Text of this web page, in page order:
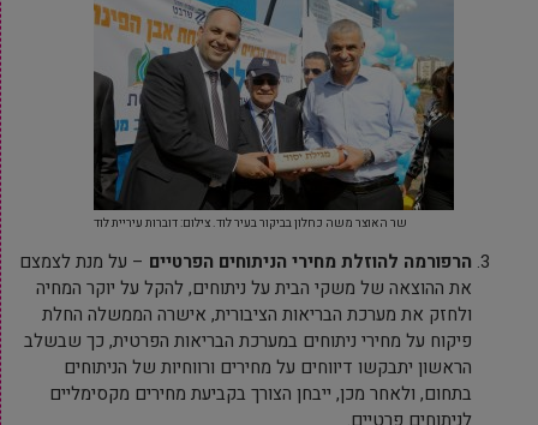
שר האוצר משה כחלון בביקור בעיר לוד. צילום: דוברות עיריית לוד
הרפורמה להוזלת מחירי הניתוחים הפרטיים – על מנת לצמצם
את ההוצאה של משקי הבית על ניתוחים, להקל על יוקר המחיה
ולחזק את מערכת הבריאות הציבורית, אישרה הממשלה החלת
פיקוח על מחירי ניתוחים במערכת הבריאות הפרטית, כך שבשלב
הראשון יתבקשו דיווחים על מחירים ורווחיות של הניתוחים
בתחום, ולאחר מכן, ייבחן הצורך בקביעת מחירים מקסימליים